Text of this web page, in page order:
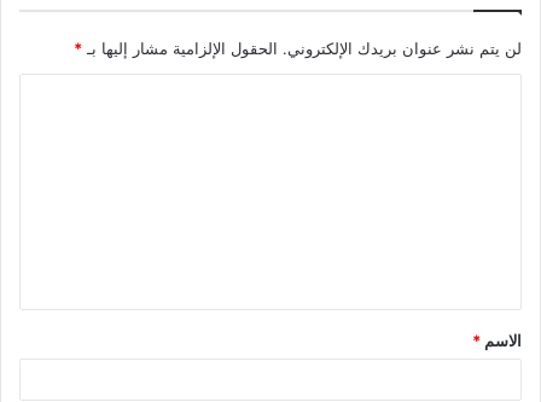
لن يتم نشر عنوان بريدك الإلكتروني. الحقول الإلزامية مشار إليها بـ*
الاسم *